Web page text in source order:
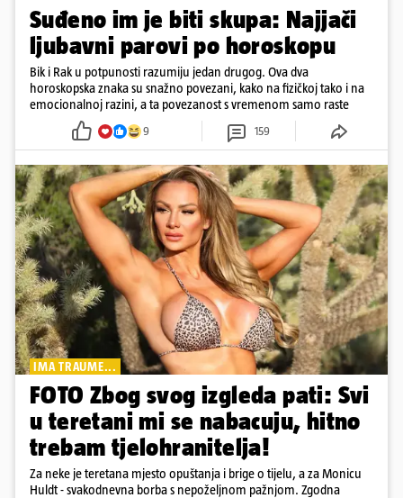
Suđeno im je biti skupa: Najjači
ljubavni parovi po horoskopu
Bik i Rak u potpunosti razumiju jedan drugog. Ova dva
horoskopska znaka su snažno povezani, kako na fizičkoj tako i na
emocionalnoj razini, a ta povezanost s vremenom samo raste
9 159
IMA TRAUME...
FOTO Zbog svog izgleda pati: Svi
u teretani mi se nabacuju, hitno
trebam tjelohranitelja!
Za neke je teretana mjesto opuštanja i brige o tijelu, a za Monicu
Huldt - svakodnevna borba s nepoželjnom pažnjom. Zgodna